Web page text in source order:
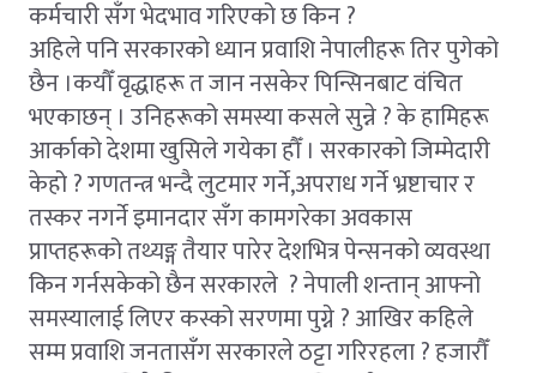
कर्मचारी सँग भेदभाव गरिएको छ किन ?
अहिले पनि सरकारको ध्यान प्रवाशि नेपालीहरू तिर पुगेको
छैन ।कयौँ वृद्धाहरू त जान नसकेर पिन्सिनबाट वंचित
भएकाछन् । उनिहरूको समस्या कसले सुन्ने ? के हामिहरू
आर्काको देशमा खुसिले गयेका हौँ । सरकारको जिम्मेदारी
केहो ? गणतन्त्र भन्दै लुटमार गर्ने,अपराध गर्ने भ्रष्टाचार र
तस्कर नगर्ने इमानदार सँग कामगरेका अवकास
प्राप्तहरूको तथ्यङ्ग तैयार पारेर देशभित्र पेन्सनको व्यवस्था
किन गर्नसकेको छैन सरकारले ? नेपाली शन्तान् आफ्नो
समस्यालाई लिएर कस्को सरणमा पुग्ने ? आखिर कहिले
सम्म प्रवाशि जनतासँग सरकारले ठट्टा गरिरहला ? हजारौँ